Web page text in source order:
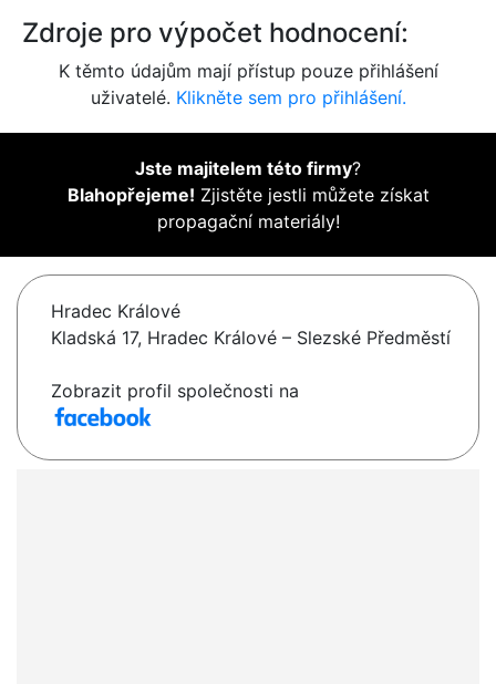
Zdroje pro výpočet hodnocení:
K těmto údajům mají přístup pouze přihlášení
uživatelé. Klikněte sem pro přihlášení.
Jste majitelem této firmy?
Blahopřejeme! Zjistěte jestli můžete získat
propagační materiály!
Hradec Králové
Kladská 17, Hradec Králové – Slezské Předměstí
Zobrazit profil společnosti na